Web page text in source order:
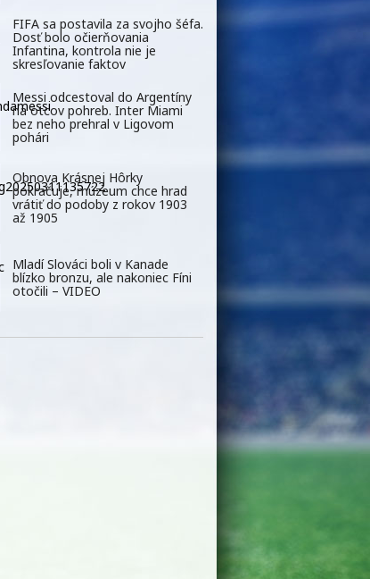
FIFA sa postavila za svojho šéfa.
Dosť bolo očierňovania
Infantina, kontrola nie je
skresľovanie faktov
Messi odcestoval do Argentíny
na otcov pohreb. Inter Miami
bez neho prehral v Ligovom
pohári
Obnova Krásnej Hôrky
pokračuje, múzeum chce hrad
vrátiť do podoby z rokov 1903
až 1905
Mladí Slováci boli v Kanade
blízko bronzu, ale nakoniec Fíni
otočili – VIDEO